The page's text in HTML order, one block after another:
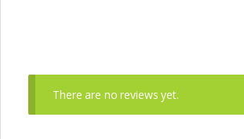
There are no reviews yet.